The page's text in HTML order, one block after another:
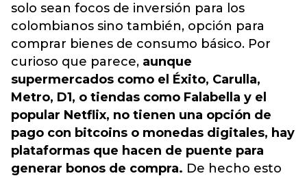
solo sean focos de inversión para los
colombianos sino también, opción para
comprar bienes de consumo básico. Por
curioso que parece, aunque
supermercados como el Éxito, Carulla,
Metro, D1, o tiendas como Falabella y el
popular Netflix, no tienen una opción de
pago con bitcoins o monedas digitales, hay
plataformas que hacen de puente para
generar bonos de compra. De hecho esto